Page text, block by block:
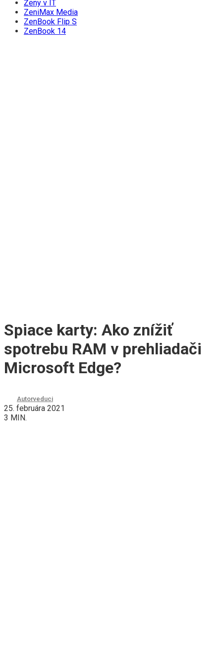
Ženy v IT
ZeniMax Media
ZenBook Flip S
ZenBook 14
Spiace karty: Ako znížiť
spotrebu RAM v prehliadači
Microsoft Edge?
Autorveduci
25. februára 2021
3 MIN.